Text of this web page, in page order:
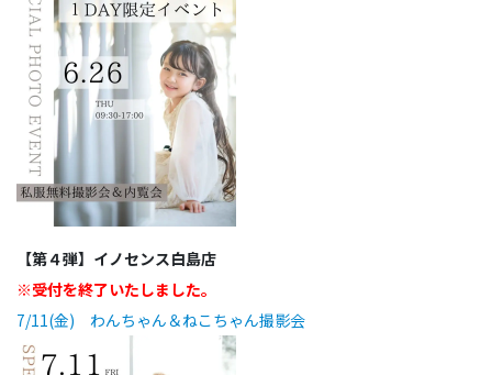
【第４弾】イノセンス白島店
※受付を終了いたしました。
7/11(金) わんちゃん＆ねこちゃん撮影会